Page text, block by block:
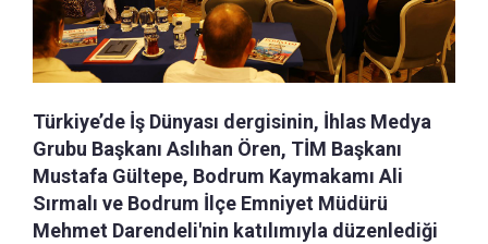
Türkiye’de İş Dünyası dergisinin, İhlas Medya
Grubu Başkanı Aslıhan Ören, TİM Başkanı
Mustafa Gültepe, Bodrum Kaymakamı Ali
Sırmalı ve Bodrum İlçe Emniyet Müdürü
Mehmet Darendeli'nin katılımıyla düzenlediği